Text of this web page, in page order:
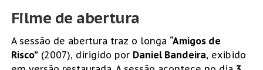
Filme de abertura
A sessão de abertura traz o longa “Amigos de
Risco”(2007), dirigido por Daniel Bandeira, exibido